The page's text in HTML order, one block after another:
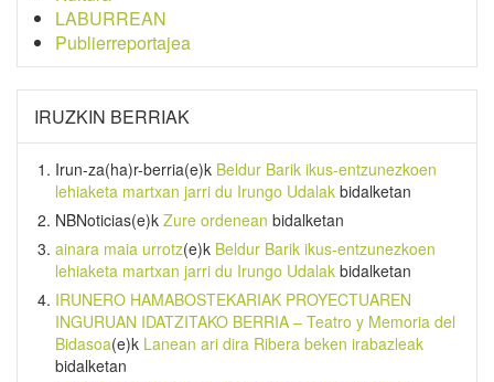
LABURREAN
Publierreportajea
IRUZKIN BERRIAK
Irun-za(ha)r-berria(e)k Beldur Barik ikus-entzunezkoen
lehiaketa martxan jarri du Irungo Udalak bidalketan
NBNoticias(e)k Zure ordenean bidalketan
ainara maia urrotz(e)k Beldur Barik ikus-entzunezkoen
lehiaketa martxan jarri du Irungo Udalak bidalketan
IRUNERO HAMABOSTEKARIAK PROYECTUAREN
INGURUAN IDATZITAKO BERRIA – Teatro y Memoria del
Bidasoa(e)k Lanean ari dira Ribera beken irabazleak
bidalketan